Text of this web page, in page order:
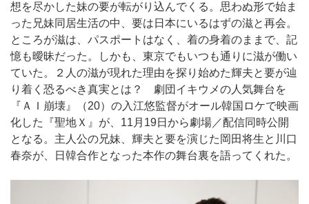
想を尽かした妹の要が転がり込んでくる。思わぬ形で始ま
った兄妹同居生活の中、要は日本にいるはずの滋と再会。
ところが滋は、パスポートはなく、着の身着のままで、記
憶も曖昧だった。しかも、東京でもいつも通りに滋が働い
ていた。２人の滋が現れた理由を探り始めた輝夫と要が辿
り着く恐るべき真実とは？ 劇団イキウメの人気舞台を
『ＡＩ崩壊』（20）の入江悠監督がオール韓国ロケで映画
化した『聖地Ｘ』が、11月19日から劇場／配信同時公開
となる。主人公の兄妹、輝夫と要を演じた岡田将生と川口
春奈が、日韓合作となった本作の舞台裏を語ってくれた。